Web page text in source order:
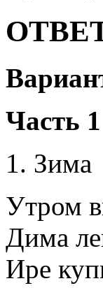
Часть 1
1. Зима
Утром
Дима
Ире